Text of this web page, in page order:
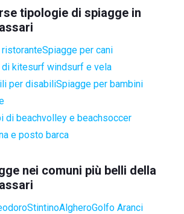
tipologie di spiagge in
ristoranteSpiagge per cani
kitesurf windsurf e vela
per disabiliSpiagge per bambini
di beachvolley e beachsoccer
e posto barca
nei comuni più belli della
StintinoAlgheroGolfo Aranci